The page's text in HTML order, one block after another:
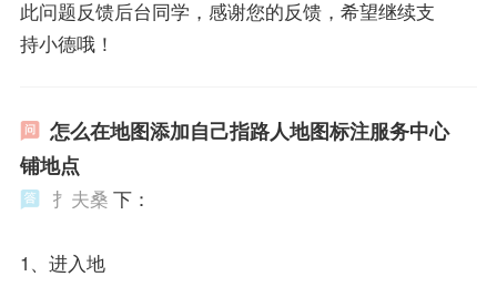
此问题反馈后台同学，感谢您的反馈，希望继续支
持小德哦！
怎么在地图添加自己指路人地图标注服务中心
铺地点
扌夫桑 下：
1、进入地